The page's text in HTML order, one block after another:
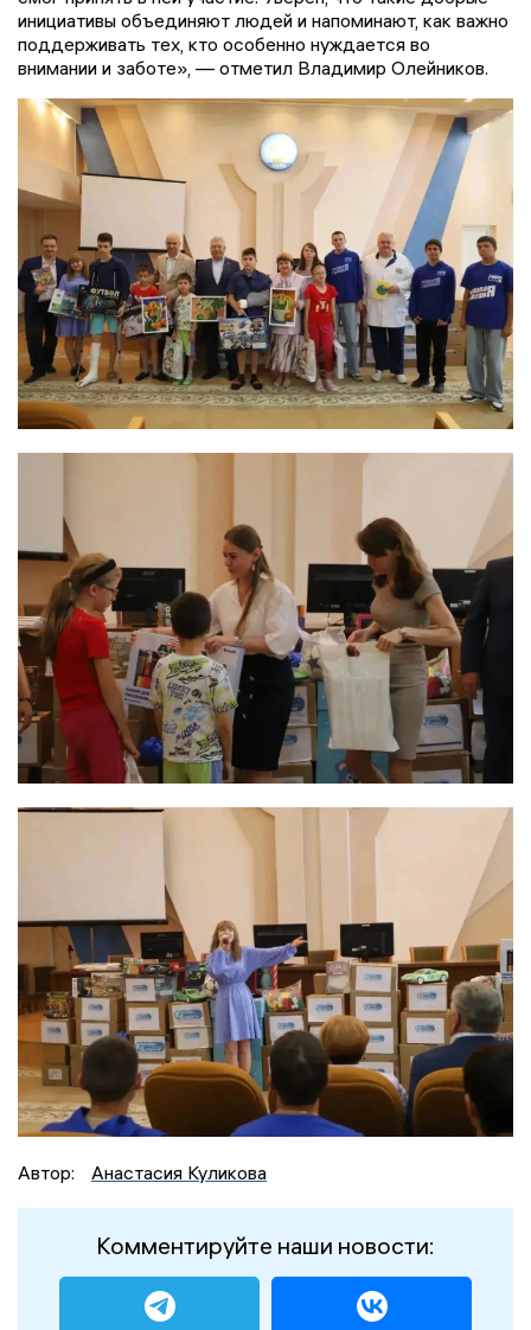
инициативы объединяют людей и напоминают, как важно
поддерживать тех, кто особенно нуждается во
внимании и заботе», — отметил Владимир Олейников.
Автор: Анастасия Куликова
Комментируйте наши новости: